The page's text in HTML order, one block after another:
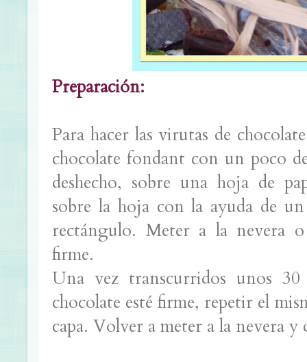
Preparación:
Para hacer las virutas de
chocolate fondant con un poco
deshecho, sobre una hoja de
sobre la hoja con la ayuda de
rectángulo. Meter a la nevera
firme.
Una vez transcurridos unos
chocolate esté firme, repetir el
capa. Volver a meter a la nevera